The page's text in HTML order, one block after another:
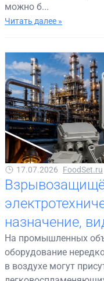
можно б...
Читать далее »
17.07.2026 FoodSet.ru
назначение,
На промышленных
оборудование
в воздухе могут